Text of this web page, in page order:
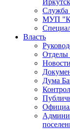
Служба
МУП
Власть
Отделы
Дума